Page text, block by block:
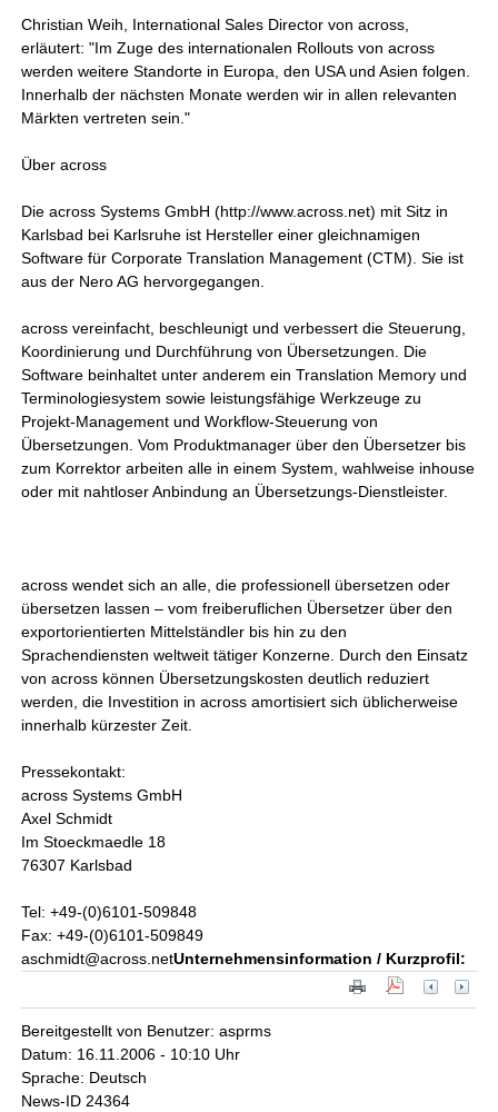
Christian Weih, International Sales Director von across,
erläutert: "Im Zuge des internationalen Rollouts von across
werden weitere Standorte in Europa, den USA und Asien folgen.
Innerhalb der nächsten Monate werden wir in allen relevanten
Märkten vertreten sein."
Über across
Die across Systems GmbH (http://www.across.net) mit Sitz in
Karlsbad bei Karlsruhe ist Hersteller einer gleichnamigen
Software für Corporate Translation Management (CTM). Sie ist
aus der Nero AG hervorgegangen.
across vereinfacht, beschleunigt und verbessert die Steuerung,
Koordinierung und Durchführung von Übersetzungen. Die
Software beinhaltet unter anderem ein Translation Memory und
Terminologiesystem sowie leistungsfähige Werkzeuge zu
Projekt-Management und Workflow-Steuerung von
Übersetzungen. Vom Produktmanager über den Übersetzer bis
zum Korrektor arbeiten alle in einem System, wahlweise inhouse
oder mit nahtloser Anbindung an Übersetzungs-Dienstleister.
across wendet sich an alle, die professionell übersetzen oder
übersetzen lassen – vom freiberuflichen Übersetzer über den
exportorientierten Mittelständler bis hin zu den
Sprachendiensten weltweit tätiger Konzerne. Durch den Einsatz
von across können Übersetzungskosten deutlich reduziert
werden, die Investition in across amortisiert sich üblicherweise
innerhalb kürzester Zeit.
Pressekontakt:
across Systems GmbH
Axel Schmidt
Im Stoeckmaedle 18
76307 Karlsbad
Tel: +49-(0)6101-509848
Fax: +49-(0)6101-509849
aschmidt@across.netUnternehmensinformation / Kurzprofil:
Bereitgestellt von Benutzer: asprms
Datum: 16.11.2006 - 10:10 Uhr
Sprache: Deutsch
News-ID 24364